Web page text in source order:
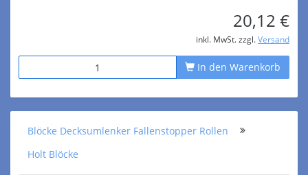
20,12 €
inkl. MwSt. zzgl. Versand
In den Warenkorb
Blöcke Decksumlenker Fallenstopper Rollen
Holt Blöcke